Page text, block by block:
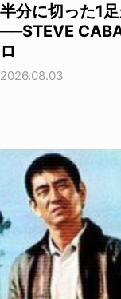
半分に切った1
──STEVE
ロ
2026.08.03